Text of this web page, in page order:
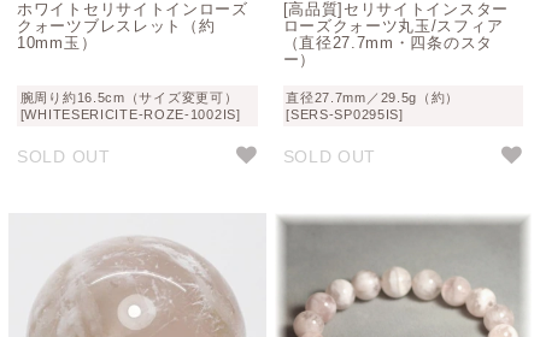
ホワイトセリサイトインローズ
クォーツブレスレット（約
10mm玉）
腕周り約16.5cm（サイズ変更可）
[WHITESERICITE-ROZE-1002IS]
SOLD OUT
[高品質]セリサイトインスター
ローズクォーツ丸玉/スフィア
（直径27.7mm・四条のスタ
ー）
直径27.7mm／29.5g（約）
[SERS-SP0295IS]
SOLD OUT